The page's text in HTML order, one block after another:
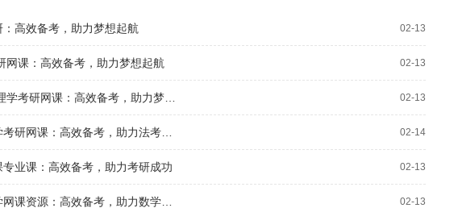
高效备考，助力梦想起航 02-13
网课：高效备考，助力梦想起航 02-13
02-13
02-14
业课：高效备考，助力考研成功 02-13
02-13